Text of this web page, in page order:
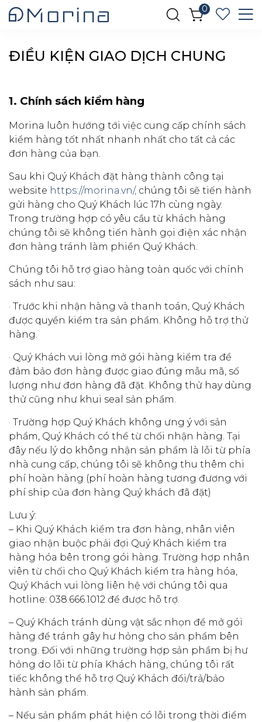
0
ĐIỀU KIỆN GIAO DỊCH CHUNG
1. Chính sách kiểm hàng
Morina luôn hướng tới việc cung cấp chính sách
kiểm hàng tốt nhất nhanh nhất cho tất cả các
đơn hàng của bạn.
Sau khi Quý Khách đặt hàng thành công tại
website https://morina.vn/, chúng tôi sẽ tiến hành
gửi hàng cho Quý Khách lúc 17h cùng ngày.
Trong trường hợp có yêu cầu từ khách hàng
chúng tôi sẽ không tiến hành gọi điện xác nhận
đơn hàng tránh làm phiền Quý Khách.
Chúng tôi hỗ trợ giao hàng toàn quốc với chính
sách như sau:
· Trước khi nhận hàng và thanh toán, Quý Khách
được quyền kiểm tra sản phẩm. Không hỗ trợ thử
hàng.
· Quý Khách vui lòng mở gói hàng kiểm tra để
đảm bảo đơn hàng được giao đúng mẫu mã, số
lượng như đơn hàng đã đặt. Không thử hay dùng
thử cũng như khui seal sản phẩm.
· Trường hợp Quý Khách không ưng ý với sản
phẩm, Quý Khách có thể từ chối nhận hàng. Tại
đây nếu lý do không nhận sản phẩm là lỗi từ phía
nhà cung cấp, chúng tôi sẽ không thu thêm chi
phí hoàn hàng (phí hoàn hàng tương đương với
phí ship của đơn hàng Quý khách đã đặt)
Lưu ý:
– Khi Quý Khách kiểm tra đơn hàng, nhân viên
giao nhận buộc phải đợi Quý Khách kiểm tra
hàng hóa bên trong gói hàng. Trường hợp nhân
viên từ chối cho Quý Khách kiểm tra hàng hóa,
Quý Khách vui lòng liên hệ với chúng tôi qua
hotline: 038.666.1012 để được hỗ trợ.
– Quý Khách tránh dùng vật sắc nhọn để mở gói
hàng để tránh gây hư hỏng cho sản phẩm bên
trong. Đối với những trường hợp sản phẩm bị hư
hỏng do lỗi từ phía Khách hàng, chúng tôi rất
tiếc không thể hỗ trợ Quý Khách đổi/trả/bảo
hành sản phẩm.
– Nếu sản phẩm phát hiện có lỗi trong thời điểm